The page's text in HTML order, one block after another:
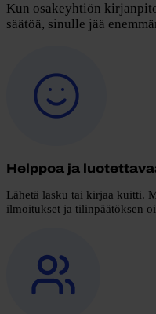
Kun osakeyhtiön
säätöä, sinulle jää
Helppoa ja
Lähetä lasku tai kirjaa kuitti.
ilmoitukset ja tilinpäätöksen